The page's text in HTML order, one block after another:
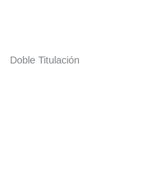
Doble Titulación